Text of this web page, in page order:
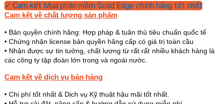
✓ Cam kết Mua phần mềm Solid Edge chính hãng tốt nhất
Cam kết về chất lượng sản phẩm
• Bản quyền chính hãng: Hợp pháp & tuân thủ tiêu chuẩn quốc tế
• Chứng nhận license bản quyền hãng cấp có giá trị toàn cầu
• Nhận được sự tin tưởng, chất lượng từ rất rất nhiều khách hàng là
các công ty tập đoàn lớn trong và ngoài nước.
Cam kết về dịch vụ bán hàng
• Chi phí tốt nhất & Dịch vụ Kỹ thuật hậu mãi tốt nhất.